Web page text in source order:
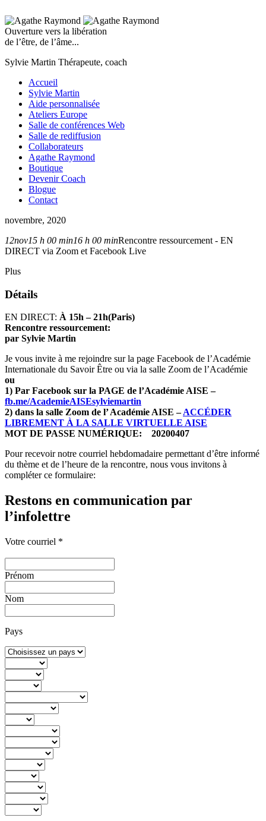
Ouverture vers la libération
de l’être, de l’âme...
Sylvie Martin Thérapeute, coach
Accueil
Sylvie Martin
Aide personnalisée
Ateliers Europe
Salle de conférences Web
Salle de rediffusion
Collaborateurs
Agathe Raymond
Boutique
Devenir Coach
Blogue
Contact
novembre, 2020
12nov15 h 00 min16 h 00 minRencontre ressourcement - EN
DIRECT via Zoom et Facebook Live
Plus
Détails
EN DIRECT: À 15h – 21h(Paris)
Rencontre ressourcement:
par Sylvie Martin
Je vous invite à me rejoindre sur la page Facebook de l’Académie
Internationale du Savoir Être ou via la salle Zoom de l’Académie
ou
1) Par Facebook sur la PAGE de l’Académie AISE –
fb.me/AcademieAISEsylviemartin
2) dans la salle Zoom de l’ Académie AISE –ACCÉDER
LIBREMENT À LA SALLE VIRTUELLE AISE
MOT DE PASSE NUMÉRIQUE: 20200407
Pour recevoir notre courriel hebdomadaire permettant d’être informé
du thème et de l’heure de la rencontre, nous vous invitons à
compléter ce formulaire:
Restons en communication par
l’infolettre
Votre courriel *
Prénom
Nom
Pays